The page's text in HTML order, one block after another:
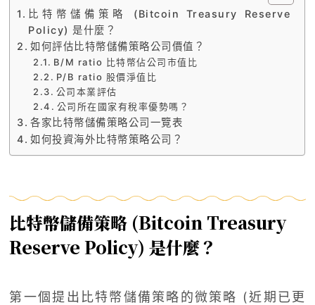
比特幣儲備策略 (Bitcoin Treasury Reserve
Policy) 是什麼？
如何評估比特幣儲備策略公司價值？
B/M ratio 比特幣佔公司市值比
P/B ratio 股價淨值比
公司本業評估
公司所在國家有稅率優勢嗎？
各家比特幣儲備策略公司一覽表
如何投資海外比特幣策略公司？
比特幣儲備策略 (Bitcoin Treasury
Reserve Policy) 是什麼？
第一個提出比特幣儲備策略的微策略 (近期已更